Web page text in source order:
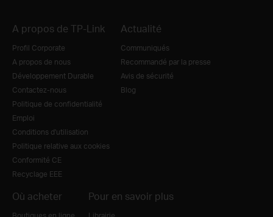
A propos de TP-Link
Profil Corporate
A propos de nous
Développement Durable
Contactez-nous
Politique de confidentialité
Emploi
Conditions d'utilisation
Politique relative aux cookies
Conformité CE
Recyclage EEE
Actualité
Communiqués
Recommandé par la presse
Avis de sécurité
Blog
Où acheter Pour en savoir plus